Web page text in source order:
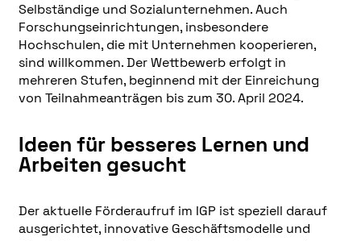
Selbständige und Sozialunternehmen. Auch
Forschungseinrichtungen, insbesondere
Hochschulen, die mit Unternehmen kooperieren,
sind willkommen. Der Wettbewerb erfolgt in
mehreren Stufen, beginnend mit der Einreichung
von Teilnahmeanträgen bis zum 30. April 2024.
Ideen für besseres Lernen und
Arbeiten gesucht
Der aktuelle Förderaufruf im IGP ist speziell darauf
ausgerichtet, innovative Geschäftsmodelle und